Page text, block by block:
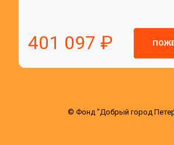
401 097 ₽
© Фонд "Добрый город